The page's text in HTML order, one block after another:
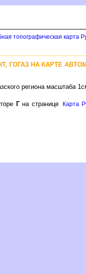
топографическая карта
ГОГАЗ НА КАРТЕ
региона
Гна странице Карта